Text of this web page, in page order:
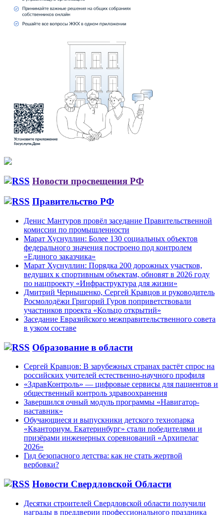
Новости просвещения РФ
Правительство РФ
Денис Мантуров провёл заседание Правительственной
комиссии по промышленности
Марат Хуснуллин: Более 130 социальных объектов
федерального значения построено под контролем
«Единого заказчика»
Марат Хуснуллин: Порядка 200 дорожных участков,
ведущих к спортивным объектам, обновят в 2026 году
по нацпроекту «Инфраструктура для жизни»
Дмитрий Чернышенко, Сергей Кравцов и руководитель
Росмолодёжи Григорий Гуров поприветствовали
участников проекта «Кольцо открытий»
Заседание Евразийского межправительственного совета
в узком составе
Образование в области
Сергей Кравцов: В зарубежных странах растёт спрос на
российских учителей естественно-научного профиля
«ЗдравКонтроль» — цифровые сервисы для пациентов и
общественный контроль здравоохранения
Завершился очный модуль программы «Навигатор-
наставник»
Обучающиеся и выпускники детского технопарка
«Кванториум. Екатеринбург» стали победителями и
призёрами инженерных соревнований «Архипелаг
2026»
Гид безопасного детства: как не стать жертвой
вербовки?
Новости Свердловской Области
Десятки строителей Свердловской области получили
награды в преддверии профессионального праздника